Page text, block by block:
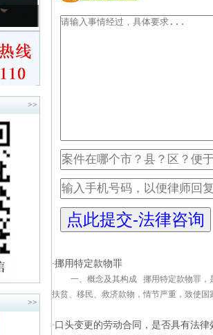
>>
>>
·挪用特定款物罪
一、概念及其构成 挪用特定款物罪，
扶贫、移民、救济款物，情节严重，致使国
·口头变更的劳动合同，是否具有法律